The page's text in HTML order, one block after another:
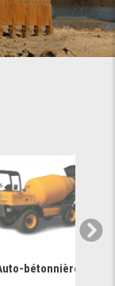
bétonnière